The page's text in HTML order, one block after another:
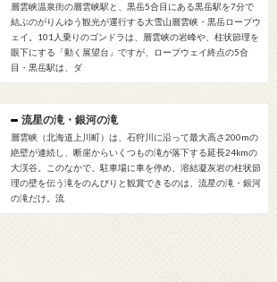
層雲峡温泉街の層雲峡駅と、黒岳5合目にある黒岳駅を7分で
結ぶのがりんゆう観光が運行する大雪山層雲峡・黒岳ロープウ
ェイ。101人乗りのゴンドラは、層雲峡の岩峰や、柱状節理を
眼下にする「動く展望台」ですが、ロープウェイ終点の5合
目・黒岳駅は、ダ
流星の滝・銀河の滝
層雲峡（北海道上川町）は、石狩川に沿って最大高さ200mの
絶壁が連続し、断崖からいくつもの滝が落下する延長24kmの
大渓谷。このなかで、駐車場に車を停め、溶結凝灰岩の柱状節
理の壁を伝う滝をのんびりと観賞できるのは、流星の滝・銀河
の滝だけ。流